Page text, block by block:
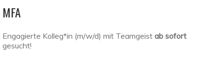
MFA
Engagierte Kolleg*in (m/w/d) mit Teamgeist ab sofort
gesucht!